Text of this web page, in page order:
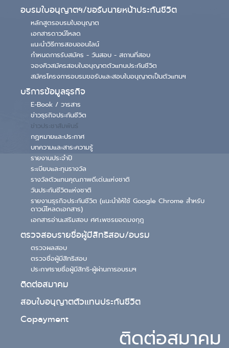
อบรมใบอนุญาตฯ/ขอรับนายหน้าประกันชีวิต
หลักสูตรอบรมใบอนุญาต
เอกสารดาวน์โหลด
แนะนำวิธีการสอบออนไลน์
กำหนดการรับสมัคร - วันสอบ - สถานที่สอบ
จองคิวสมัครสอบใบอนุญาตตัวแทนประกันชีวิต
สมัครโครงการอบรมขอรับและสอบใบอนุญาตเป็นตัวแทนฯ
บริการข้อมูลธุรกิจ
E-Book / วารสาร
ข่าวธุรกิจประกันชีวิต
ข่าวประชาสัมพันธ์
กฏหมายและประกาศ
บทความและสาระความรู้
รายงานประจำปี
ระเบียบและทุนรางวัล
รางวัลตัวแทนคุณภาพดีเด่นแห่งชาติ
วันประกันชีวิตแห่งชาติ
รายงานธุรกิจประกันชีวิต (แนะนำให้ใช้ Google Chrome สำหรับ
ดาวน์โหลดเอกสาร)
เอกสารอ่านเสริมสอบ ศศ.เพชรยอดมงกุฎ
ตรวจสอบรายชื่อผู้มีสิทธิสอบ/อบรม
ตรวจผลสอบ
ตรวจชื่อผู้มีสิทธิสอบ
ประกาศรายชื่อผู้มีสิทธิ-ผู้ผ่านการอบรมฯ
ติดต่อสมาคม
สอบใบอนุญาตตัวแทนประกันชีวิต
Copayment
ติดต่อสมาคม